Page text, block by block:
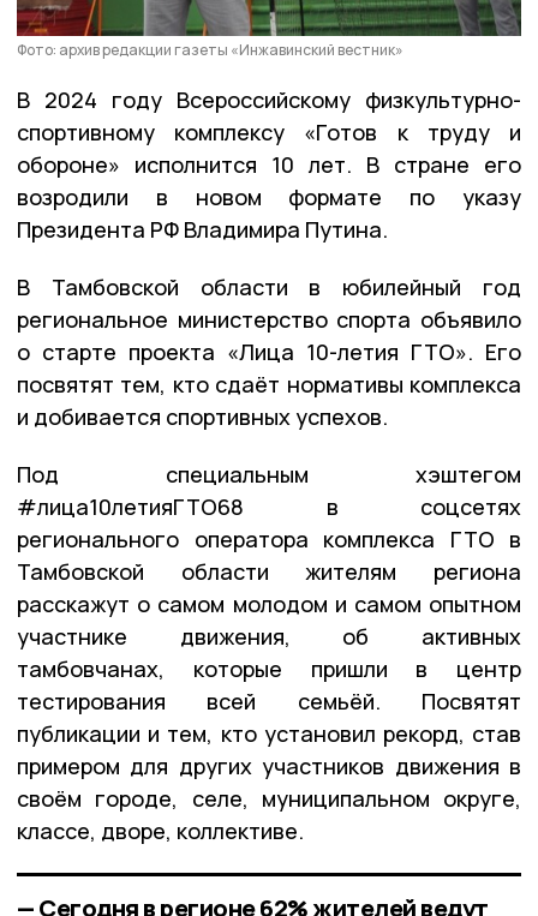
Фото: архив редакции газеты «Инжавинский вестник»
В 2024 году Всероссийскому физкультурно-
спортивному комплексу «Готов к труду и
обороне» исполнится 10 лет. В стране его
возродили в новом формате по указу
Президента РФ Владимира Путина.
В Тамбовской области в юбилейный год
региональное министерство спорта объявило
о старте проекта «Лица 10-летия ГТО». Его
посвятят тем, кто сдаёт нормативы комплекса
и добивается спортивных успехов.
Под специальным хэштегом
#лица10летияГТО68 в соцсетях
регионального оператора комплекса ГТО в
Тамбовской области жителям региона
расскажут о самом молодом и самом опытном
участнике движения, об активных
тамбовчанах, которые пришли в центр
тестирования всей семьёй. Посвятят
публикации и тем, кто установил рекорд, став
примером для других участников движения в
своём городе, селе, муниципальном округе,
классе, дворе, коллективе.
— Сегодня в регионе 62% жителей ведут